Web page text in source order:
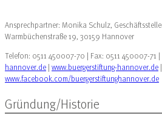
Ansprechpartner: Monika Schulz,
Warmbüchenstraße 19, 30159 Hannover
Telefon: 0511 450007-70 | Fax: 0511 450007-71 |
hannover.de | www.buergerstiftung-hannover.de |
www.facebook.com/buergerstiftunghannover.de
Gründung/Historie